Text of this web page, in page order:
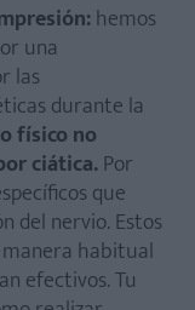
hemos
una
las
durante la
físico no
ciática.Por
que
del nervio. Estos
habitual
efectivos. Tu